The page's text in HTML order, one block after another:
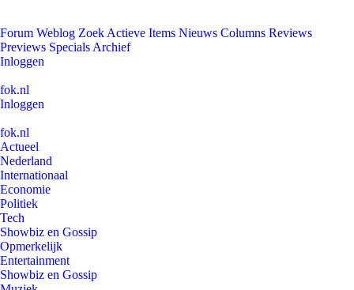
Forum Weblog Zoek Actieve Items Nieuws Columns Reviews
Previews Specials Archief
Inloggen
fok.nl
Inloggen
fok.nl
Actueel
Nederland
Internationaal
Economie
Politiek
Tech
Showbiz en Gossip
Opmerkelijk
Entertainment
Showbiz en Gossip